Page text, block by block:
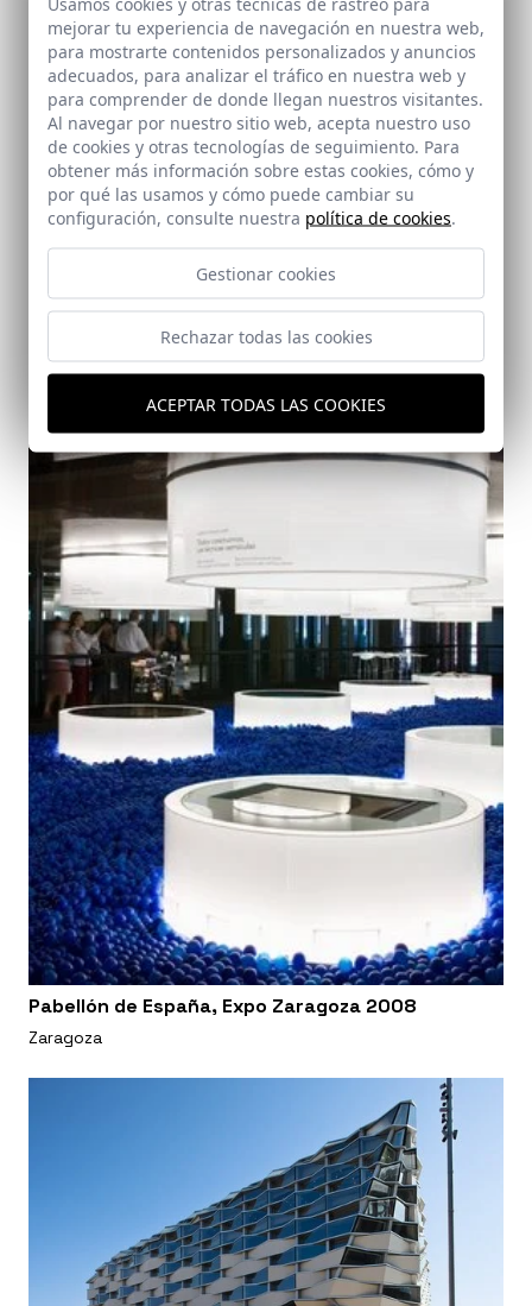
Torre del Agua. Expo Zaragoza 2008
Zaragoza
Pabellón de España, Expo Zaragoza 2008
Zaragoza
mejorar tu experiencia de navegación en nuestra web,
para mostrarte contenidos personalizados y anuncios
adecuados, para analizar el tráfico en nuestra web y
para comprender de donde llegan nuestros visitantes.
Al navegar por nuestro sitio web, acepta nuestro uso
de cookies y otras tecnologías de seguimiento. Para
obtener más información sobre estas cookies, cómo y
por qué las usamos y cómo puede cambiar su
configuración, consulte nuestra política de cookies.
Gestionar cookies
Rechazar todas las cookies
ACEPTAR TODAS LAS COOKIES